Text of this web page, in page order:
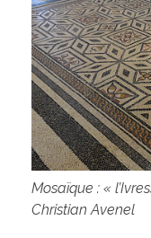
Mosaïque : «
Christian Avenel